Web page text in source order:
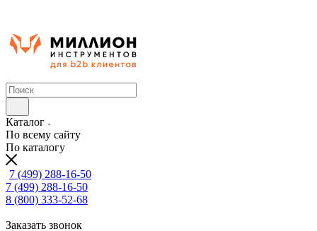
Каталог
По всему сайту
По каталогу
7 (499) 288-16-50
7 (499) 288-16-50
8 (800) 333-52-68
Заказать звонок